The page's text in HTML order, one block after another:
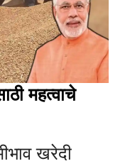
महत्वाचे
खरेदी